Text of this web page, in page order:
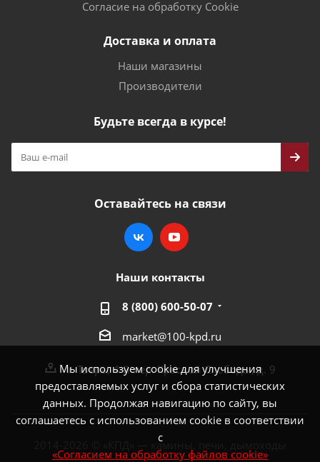
Мы используем cookie для улучшения
предоставляемых услуг и сбора статистических
данных. Продолжая навигацию по сайту, вы
соглашаетесь с использованием cookie в соответствии
с
«Согласием на обработку файлов cookie»
Согласие на обработку Cookie
Доставка и оплата
Наши магазины
Производители
Будьте всегда в курсе!
Оставайтесь на связи
Наши контакты
8 (800) 600-50-07
market@100-kpd.ru
г. Тверь, 4-й пер. Красной Слободы, д. 9
2014-2026 © «КПД» — камины, печи, дымоходы